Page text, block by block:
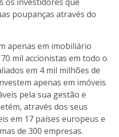
poupanças através do
apenas em imobiliário
mil accionistas em todo o
em 4 mil milhões de
apenas em imóveis
pela sua gestão e
através dos seus
em 17 países europeus e
de 300 empresas.